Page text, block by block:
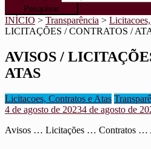
INÍCIO > Transparência >
LICITAÇÕES / CONTRATOS /
AVISOS /
ATAS
Licitacoes, Contratos e Atas
4 de agosto de 20234 de agosto de
Avisos … Licitações … Contratos …